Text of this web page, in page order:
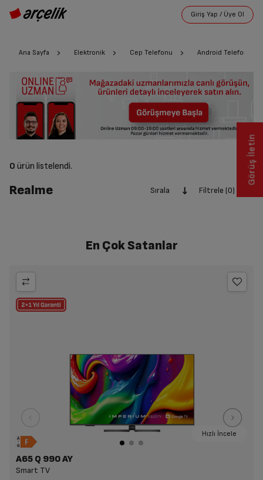
Ana Sayfa Elektronik Cep Telefonu Android Telefon
0 ürün listelendi.
Realme Sırala Filtrele (0)
En Çok Satanlar
Hızlı İncele
A65 Q 990 AY
Smart TV
Görüş İletin